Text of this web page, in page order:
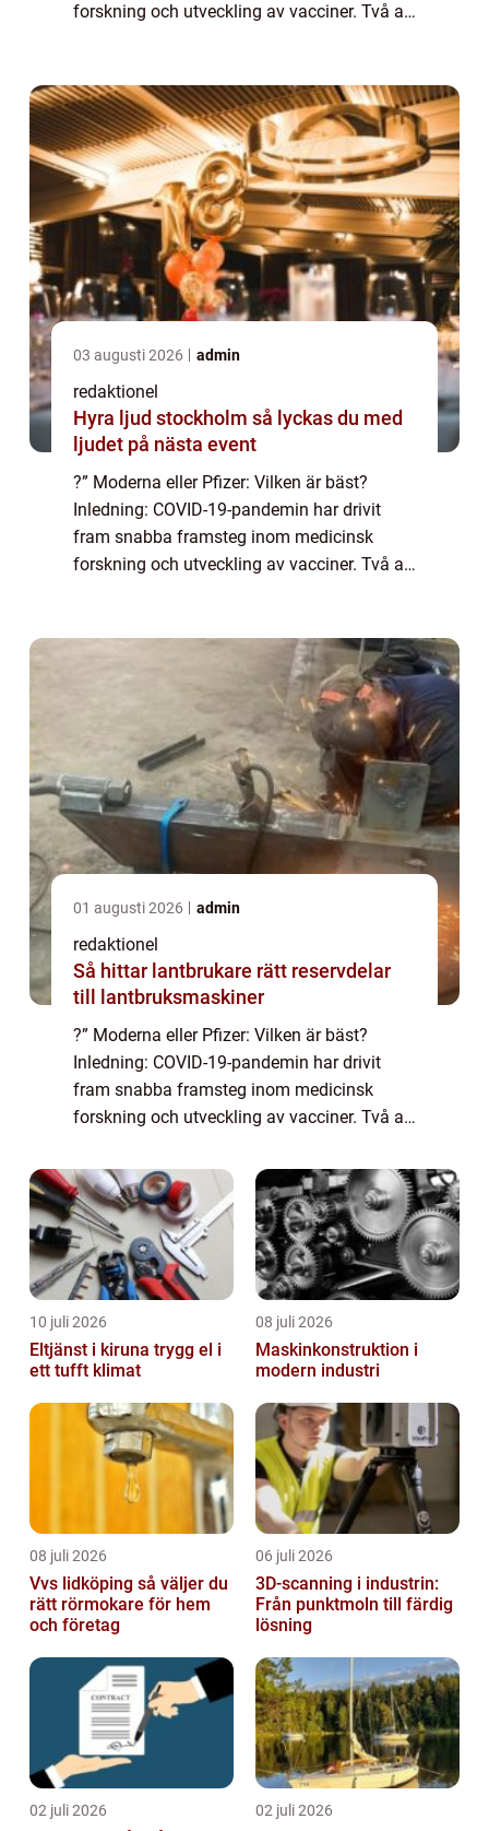
forskning och utveckling av vacciner. Två av
Pfizer....
03 augusti 2026 admin
redaktionel
Hyra ljud stockholm så lyckas du med
ljudet på nästa event
?” Moderna eller Pfizer: Vilken är bäst?
Inledning: COVID-19-pandemin har drivit
fram snabba framsteg inom medicinsk
forskning och utveckling av vacciner. Två av
01 augusti 2026 admin
redaktionel
Så hittar lantbrukare rätt reservdelar
till lantbruksmaskiner
?” Moderna eller Pfizer: Vilken är bäst?
Inledning: COVID-19-pandemin har drivit
fram snabba framsteg inom medicinsk
forskning och utveckling av vacciner. Två av
godkänts för nödbruk är Moderna och
Pfizer....
10 juli 2026
Eltjänst i kiruna trygg el i
ett tufft klimat
08 juli 2026
Maskinkonstruktion i
modern industri
08 juli 2026
Vvs lidköping så väljer du
rätt rörmokare för hem
och företag
06 juli 2026
3D-scanning i industrin:
Från punktmoln till färdig
lösning
02 juli 2026 02 juli 2026